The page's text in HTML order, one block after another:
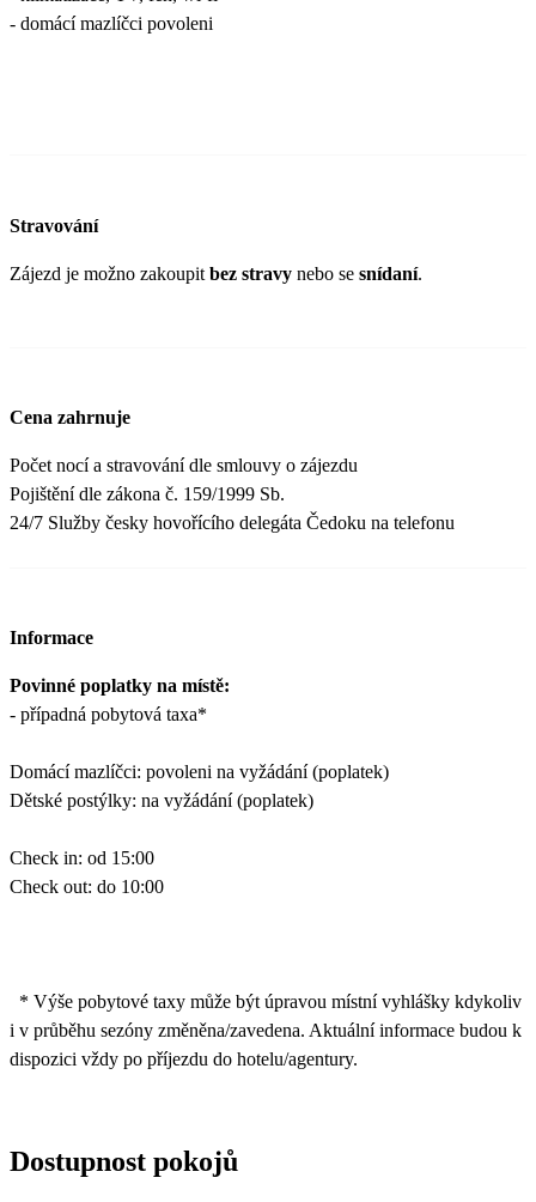
- domácí mazlíčci povoleni
Stravování
Zájezd je možno zakoupit bez stravy nebo se snídaní.
Cena zahrnuje
Počet nocí a stravování dle smlouvy o zájezdu
Pojištění dle zákona č. 159/1999 Sb.
24/7 Služby česky hovořícího delegáta Čedoku na telefonu
Informace
Povinné poplatky na místě:
- případná pobytová taxa*
Domácí mazlíčci: povoleni na vyžádání (poplatek)
Dětské postýlky: na vyžádání (poplatek)
Check in: od 15:00
Check out: do 10:00
* Výše pobytové taxy může být úpravou místní vyhlášky kdykoliv
i v průběhu sezóny změněna/zavedena. Aktuální informace budou k
dispozici vždy po příjezdu do hotelu/agentury.
Dostupnost pokojů